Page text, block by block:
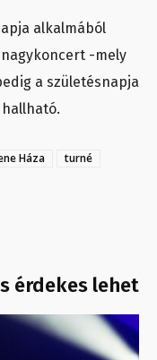
alkalmából
-mely
a születésnapja
Háza
turné
érdekes lehet